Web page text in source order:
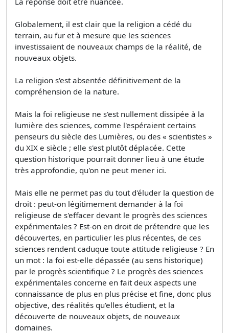
Globalement, il est clair que la religion a cédé du
terrain, au fur et à mesure que les sciences
investissaient de nouveaux champs de la réalité, de
nouveaux objets.
La religion s'est absentée définitivement de la
compréhension de la nature.
Mais la foi religieuse ne s'est nullement dissipée à la
lumière des sciences, comme l'espéraient certains
penseurs du siècle des Lumières, ou des « scientistes »
du XIX e siècle ; elle s'est plutôt déplacée. Cette
question historique pourrait donner lieu à une étude
très approfondie, qu'on ne peut mener ici.
Mais elle ne permet pas du tout d'éluder la question de
droit : peut-on légitimement demander à la foi
religieuse de s'effacer devant le progrès des sciences
expérimentales ? Est-on en droit de prétendre que les
découvertes, en particulier les plus récentes, de ces
sciences rendent caduque toute attitude religieuse ? En
un mot : la foi est-elle dépassée (au sens historique)
par le progrès scientifique ? Le progrès des sciences
expérimentales concerne en fait deux aspects une
connaissance de plus en plus précise et fine, donc plus
objective, des réalités qu'elles étudient, et la
découverte de nouveaux objets, de nouveaux
domaines.